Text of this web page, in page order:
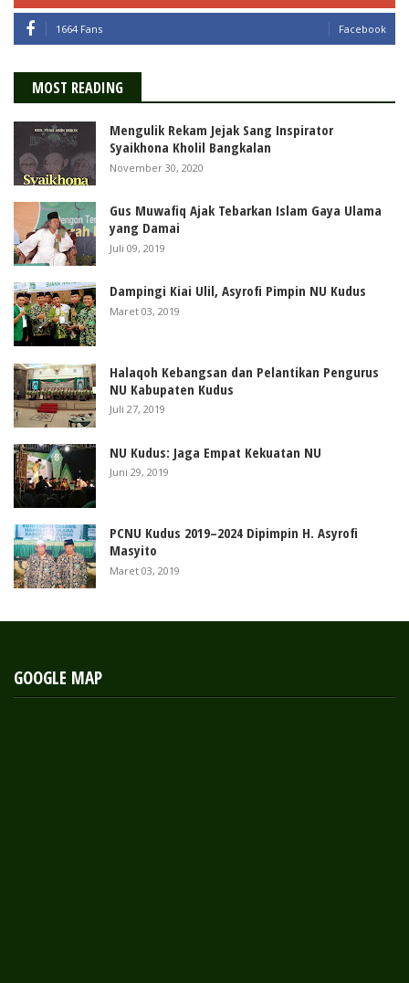
1664 Fans Facebook
MOST READING
Mengulik Rekam Jejak Sang Inspirator
Syaikhona Kholil Bangkalan
November 30, 2020
Gus Muwafiq Ajak Tebarkan Islam Gaya Ulama
yang Damai
Juli 09, 2019
Dampingi Kiai Ulil, Asyrofi Pimpin NU Kudus
Maret 03, 2019
Halaqoh Kebangsan dan Pelantikan Pengurus
NU Kabupaten Kudus
Juli 27, 2019
NU Kudus: Jaga Empat Kekuatan NU
Juni 29, 2019
PCNU Kudus 2019–2024 Dipimpin H. Asyrofi
Masyito
Maret 03, 2019
GOOGLE MAP